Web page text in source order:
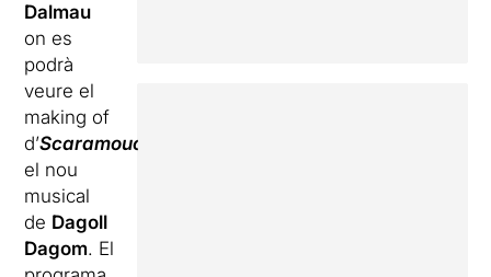
Dalmau
on es
podrà
veure el
making of
d’Scaramouche
el nou
musical
de Dagoll
Dagom. El